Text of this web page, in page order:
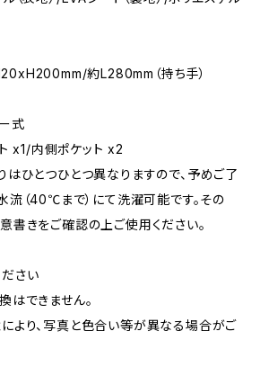
約L280mm（持ち手）
式
ト x1/内側ポケット x2
はひとつひとつ異なりますので、予めご了
流（40℃まで）にて洗濯可能です。その
書きをご確認の上ご使用ください。
さい
はできません。
より、写真と色合い等が異なる場合がご